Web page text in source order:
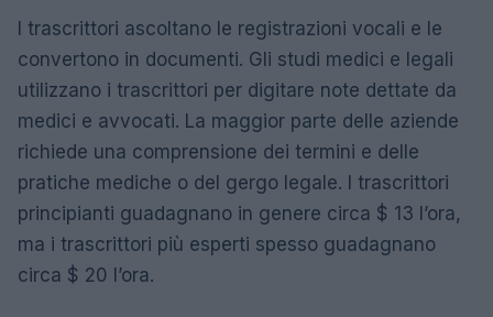
I trascrittori ascoltano le registrazioni vocali e le
convertono in documenti. Gli studi medici e legali
utilizzano i trascrittori per digitare note dettate da
medici e avvocati. La maggior parte delle aziende
richiede una comprensione dei termini e delle
pratiche mediche o del gergo legale. I trascrittori
principianti guadagnano in genere circa $ 13 l’ora,
ma i trascrittori più esperti spesso guadagnano
circa $ 20 l’ora.